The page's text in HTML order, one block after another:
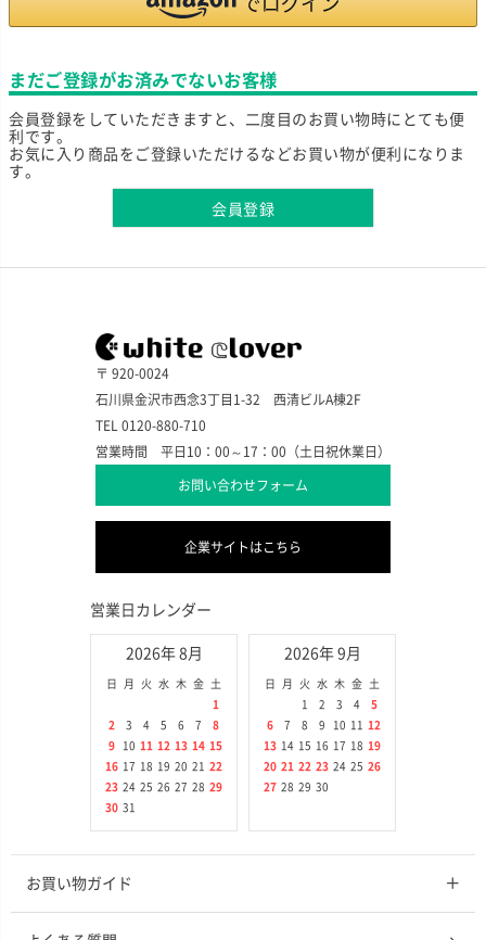
まだご登録がお済みでないお客様
会員登録をしていただきますと、二度目のお買い物時にとても便
利です。
お気に入り商品をご登録いただけるなどお買い物が便利になりま
す。
会員登録
〒 920-0024
石川県金沢市西念3丁目1-32 西清ビルA棟2F
TEL 0120-880-710
営業時間 平日10：00～17：00（土日祝休業日）
お問い合わせフォーム
企業サイトはこちら
営業日カレンダー
2026年 8月
日 月 火 水 木 金
土
1
2
3 4 5 6 7
8
9
10 11 12 13 14 15
16 17 18 19 20 21
22
23 24 25 26 27 28 29
30 31
2026年 9月
日 月 火 水 木 金
土
1
2 3 4
5
6
7 8 9 10 11
12
13 14 15 16 17 18 19
20 21 22 23 24 25 26
27 28 29 30
お買い物ガイド